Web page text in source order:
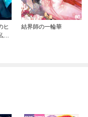
ヒ
、
結界師の一輪華